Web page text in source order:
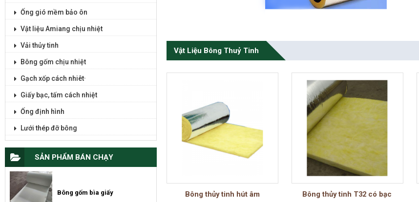
Ống gió mềm bảo ôn
Vật liệu Amiang chịu nhiệt
Vải thủy tinh
Bông gốm chịu nhiệt
Gạch xốp cách nhiêt·
Giấy bạc, tấm cách nhiệt
Ống định hình
Lưới thép đỡ bông
SẢN PHẨM BÁN CHẠY
Bông gốm bìa giấy
Vật Liệu Bông Thuỷ Tinh
Bông thủy tinh hút âm Bông thủy tinh T32 có bạc